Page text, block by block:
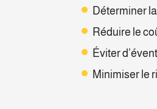
Déterminer
Réduire le
Éviter
Minimiser le